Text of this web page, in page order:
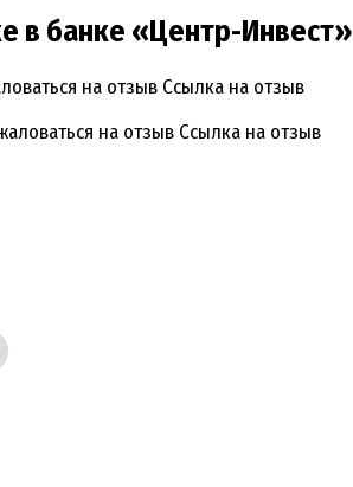
в банке «Центр-Инвест»
на отзыв Ссылка на отзыв
на отзыв Ссылка на отзыв